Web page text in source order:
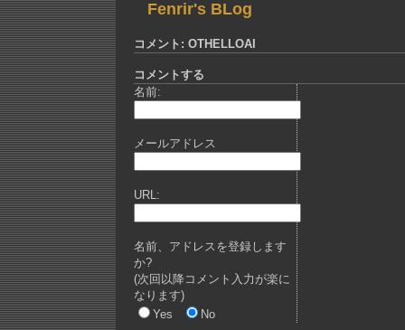
Fenrir's BLog
コメント: OTHELLOAI
コメントする
名前:
メールアドレス
URL:
名前、アドレスを登録します
か?
(次回以降コメント入力が楽に
なります)
Yes
No